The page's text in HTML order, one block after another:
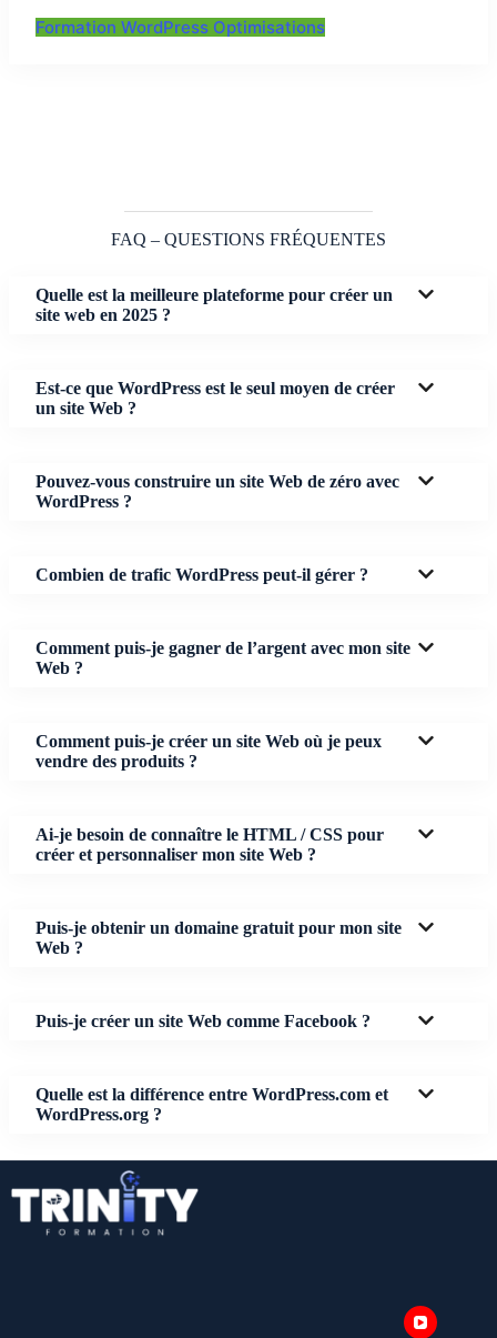
Formation WordPress Optimisations
FAQ – QUESTIONS FRÉQUENTES
Quelle est la meilleure plateforme pour créer un
site web en 2025 ?
Est-ce que WordPress est le seul moyen de créer
un site Web ?
Pouvez-vous construire un site Web de zéro avec
WordPress ?
Combien de trafic WordPress peut-il gérer ?
Comment puis-je gagner de l’argent avec mon site
Web ?
Comment puis-je créer un site Web où je peux
vendre des produits ?
Ai-je besoin de connaître le HTML / CSS pour
créer et personnaliser mon site Web ?
Puis-je obtenir un domaine gratuit pour mon site
Web ?
Puis-je créer un site Web comme Facebook ?
Quelle est la différence entre WordPress.com et
WordPress.org ?